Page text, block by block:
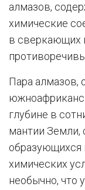
алмазов,
химические
в сверкающих
Пара алмазов,
глубине в
мантии Земли,
химических
необычно, что